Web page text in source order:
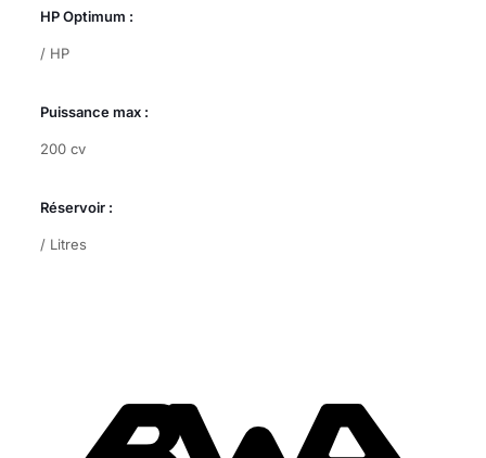
HP Optimum :
/ HP
Puissance max :
200 cv
Réservoir :
/ Litres